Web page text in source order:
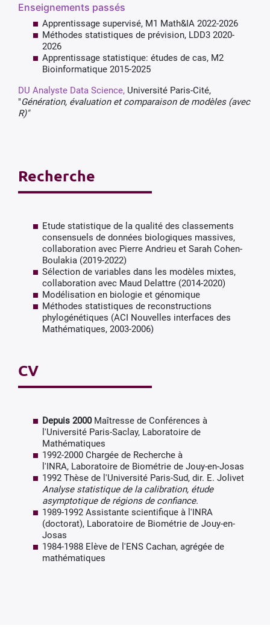
Enseignements passés
Apprentissage supervisé, M1 Math&IA 2022-2026
Méthodes statistiques de prévision, LDD3 2020-
2026
Apprentissage statistique: études de cas, M2
Bioinformatique 2015-2025
DU Analyste Data Science, Université Paris-Cité,
"Génération, évaluation et comparaison de modèles (avec
R)"
Recherche
Etude statistique de la qualité des classements
consensuels de données biologiques massives,
collaboration avec Pierre Andrieu et Sarah Cohen-
Boulakia (2019-2022)
Sélection de variables dans les modèles mixtes,
collaboration avec Maud Delattre (2014-2020)
Modélisation en biologie et génomique
Méthodes statistiques de reconstructions
phylogénétiques (ACI Nouvelles interfaces des
Mathématiques, 2003-2006)
CV
Depuis 2000Maîtresse de Conférences à
l'Université Paris-Saclay, Laboratoire de
Mathématiques
1992-2000 Chargée de Recherche à
l'INRA, Laboratoire de Biométrie de Jouy-en-Josas
1992 Thèse de l'Université Paris-Sud, dir. E. Jolivet
Analyse statistique de la calibration, étude
asymptotique de régions de confiance.
1989-1992 Assistante scientifique à l'INRA
(doctorat), Laboratoire de Biométrie de Jouy-en-
Josas
1984-1988 Elève de l'ENS Cachan, agrégée de
mathématiques